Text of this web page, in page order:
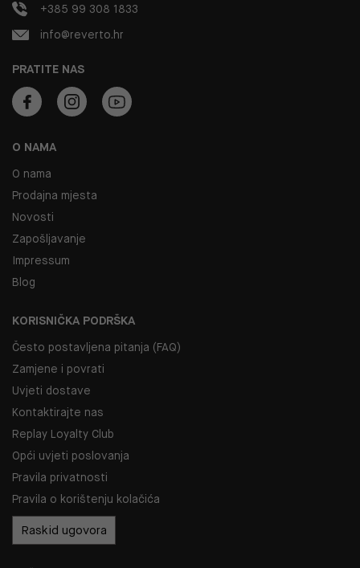
O NAMA
O nama
Prodajna mjesta
Novosti
Zapošljavanje
Impressum
Blog
KORISNIČKA PODRŠKA
Često postavljena pitanja (FAQ)
Zamjene i povrati
Uvjeti dostave
Kontaktirajte nas
Replay Loyalty Club
Opći uvjeti poslovanja
Pravila privatnosti
Pravila o korištenju kolačića
Raskid ugovora
PRATITE NAS
+385 99 308 1833
info@reverto.hr